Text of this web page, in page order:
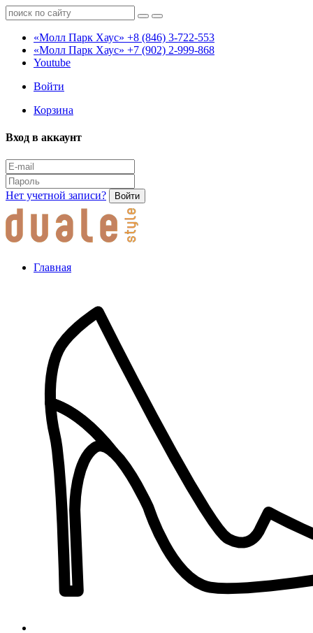
«Молл Парк Хаус» +8 (846) 3-722-553
«Молл Парк Хаус» +7 (902) 2-999-868
Youtube
Войти
Корзина
Вход в аккаунт
Нет учетной записи? Войти
Главная